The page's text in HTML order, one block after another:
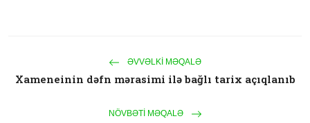
ƏVVƏLKI MƏQALƏ
Xameneinin dəfn mərasimi ilə bağlı tarix açıqlanıb
NÖVBƏTI MƏQALƏ